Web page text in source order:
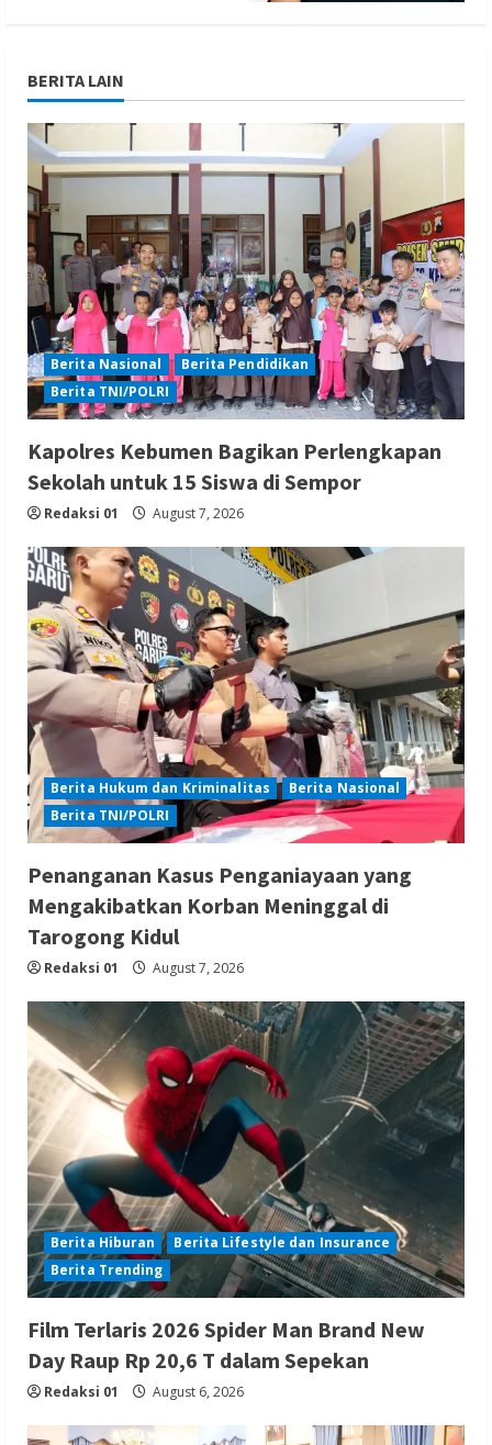
BERITA LAIN
Berita Nasional
Berita Pendidikan
Berita TNI/POLRI
Kapolres Kebumen Bagikan Perlengkapan
Sekolah untuk 15 Siswa di Sempor
Redaksi 01 August 7, 2026
Berita Hukum dan Kriminalitas
Berita Nasional
Berita TNI/POLRI
Penanganan Kasus Penganiayaan yang
Mengakibatkan Korban Meninggal di
Tarogong Kidul
Redaksi 01 August 7, 2026
Berita Hiburan
Berita Lifestyle dan Insurance
Berita Trending
Film Terlaris 2026 Spider Man Brand New
Day Raup Rp 20,6 T dalam Sepekan
Redaksi 01 August 6, 2026